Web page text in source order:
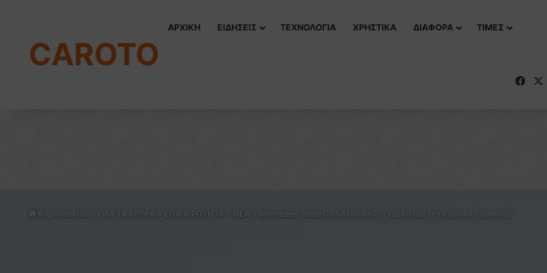
CAROTO
ΑΡΧΙΚΗ ΕΙΔΗΣΕΙΣ ΤΕΧΝΟΛΟΓΙΑ ΧΡΗΣΤΙΚΑ ΔΙΑΦΟΡΑ ΤΙΜΕΣ
Κύρια σελίδα > ΟΛΑ ΤΑ ΑΡΘΡΑ > ΕΠΙΚΑΙΡΟΤΗΤΑ > NEA > Mercedes-Benz G63 AMG 6×6, η τρέλα πάει στα βουνά [upd+vid]